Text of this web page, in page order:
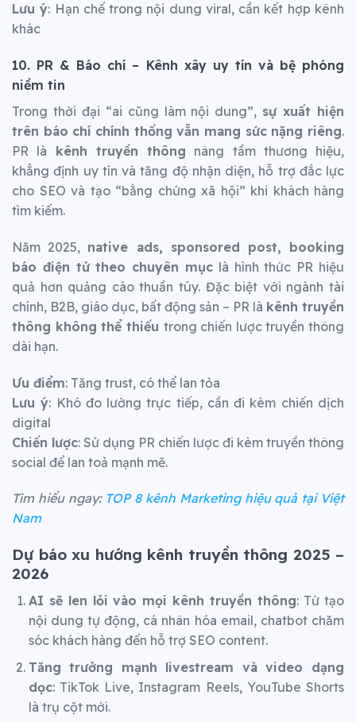
Lưu ý: Hạn chế trong nội dung viral, cần kết hợp kênh
khác
10. PR & Báo chí – Kênh xây uy tín và bệ phóng
niềm tin
Trong thời đại “ai cũng làm nội dung”, sự xuất hiện
trên báo chí chính thống vẫn mang sức nặng riêng.
PR là kênh truyền thông nâng tầm thương hiệu,
khẳng định uy tín và tăng độ nhận diện, hỗ trợ đắc lực
cho SEO và tạo “bằng chứng xã hội” khi khách hàng
tìm kiếm.
Năm 2025, native ads, sponsored post, booking
báo điện tử theo chuyên mục là hình thức PR hiệu
quả hơn quảng cáo thuần túy. Đặc biệt với ngành tài
chính, B2B, giáo dục, bất động sản – PR là kênh truyền
thông không thể thiếu trong chiến lược truyền thông
dài hạn.
Ưu điểm: Tăng trust, có thể lan tỏa
Lưu ý: Khó đo lường trực tiếp, cần đi kèm chiến dịch
digital
Chiến lược: Sử dụng PR chiến lược đi kèm truyền thông
social để lan toả mạnh mẽ.
Tìm hiểu ngay: TOP 8 kênh Marketing hiệu quả tại Việt
Nam
Dự báo xu hướng kênh truyền thông 2025 –
2026
AI sẽ len lỏi vào mọi kênh truyền thông: Từ tạo
nội dung tự động, cá nhân hóa email, chatbot chăm
sóc khách hàng đến hỗ trợ SEO content.
Tăng trưởng mạnh livestream và video dạng
dọc: TikTok Live, Instagram Reels, YouTube Shorts
là trụ cột mới.